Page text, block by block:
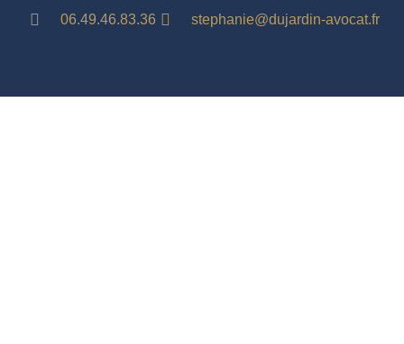
06.49.46.83.36 stephanie@dujardin-avocat.fr